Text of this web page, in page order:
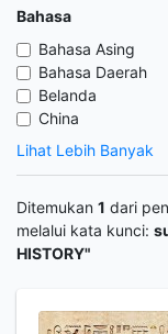
Bahasa
Bahasa Asing
Bahasa Daerah
Belanda
China
Lihat Lebih Banyak
Ditemukan 1 dari
melalui kata kunci:
HISTORY"